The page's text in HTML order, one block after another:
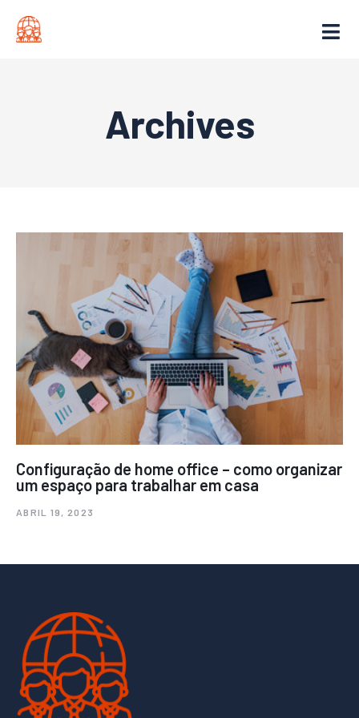
Archives
Configuração de home office – como organizar
um espaço para trabalhar em casa
ABRIL 19, 2023